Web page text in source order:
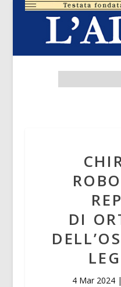
DI
4 Mar 2024 |